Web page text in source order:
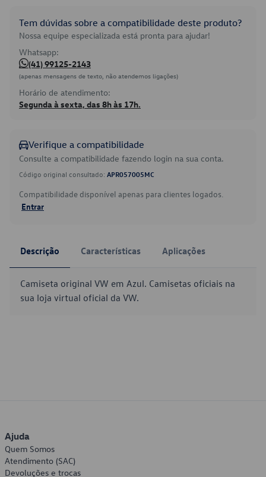
Tem dúvidas sobre a compatibilidade deste produto?
Nossa equipe especializada está pronta para ajudar!
Whatsapp:
(41) 99125-2143
(apenas mensagens de texto, não atendemos ligações)
Horário de atendimento:
Segunda à sexta, das 8h às 17h.
Verifique a compatibilidade
Consulte a compatibilidade fazendo login na sua conta.
Código original consultado: APR057005MC
Compatibilidade disponível apenas para clientes logados.
Entrar
Descrição Características Aplicações
Camiseta original VW em Azul. Camisetas oficiais na
sua loja virtual oficial da VW.
Ajuda
Quem Somos
Atendimento (SAC)
Devoluções e trocas